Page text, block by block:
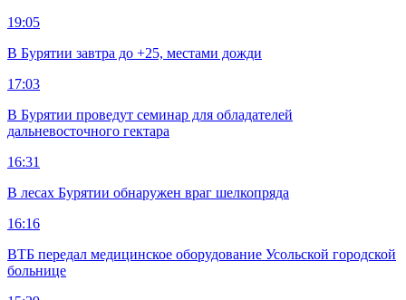
19:05
В Бурятии завтра до +25, местами дожди
17:03
В Бурятии проведут семинар для обладателей
дальневосточного гектара
16:31
В лесах Бурятии обнаружен враг шелкопряда
16:16
ВТБ передал медицинское оборудование Усольской городской
больнице